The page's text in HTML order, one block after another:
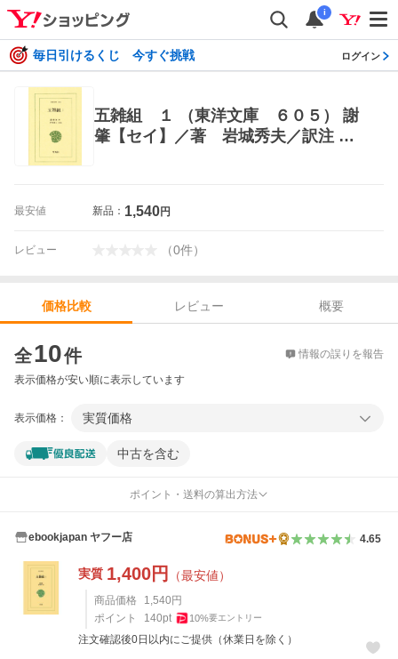
i
毎日引けるくじ 今すぐ挑戦 ログイン
五雑組 １ （東洋文庫 ６０５） 謝
肇【セイ】／著 岩城秀夫／訳注 選
最安値 新品： 1,540円
レビュー （0件）
価格比較 レビュー
概要
全10件 情報の誤りを報告
表示価格が安い順に表示しています
表示価格： 実質価格
中古を含む
ポイント・送料の算出方法
ebookjapan ヤフー店 4.65
実質 1,400円 （最安値）
商品価格 1,540 円
ポイント
140pt 10%要エントリー
注文確認後0日以内にご提供（休業日を除く）